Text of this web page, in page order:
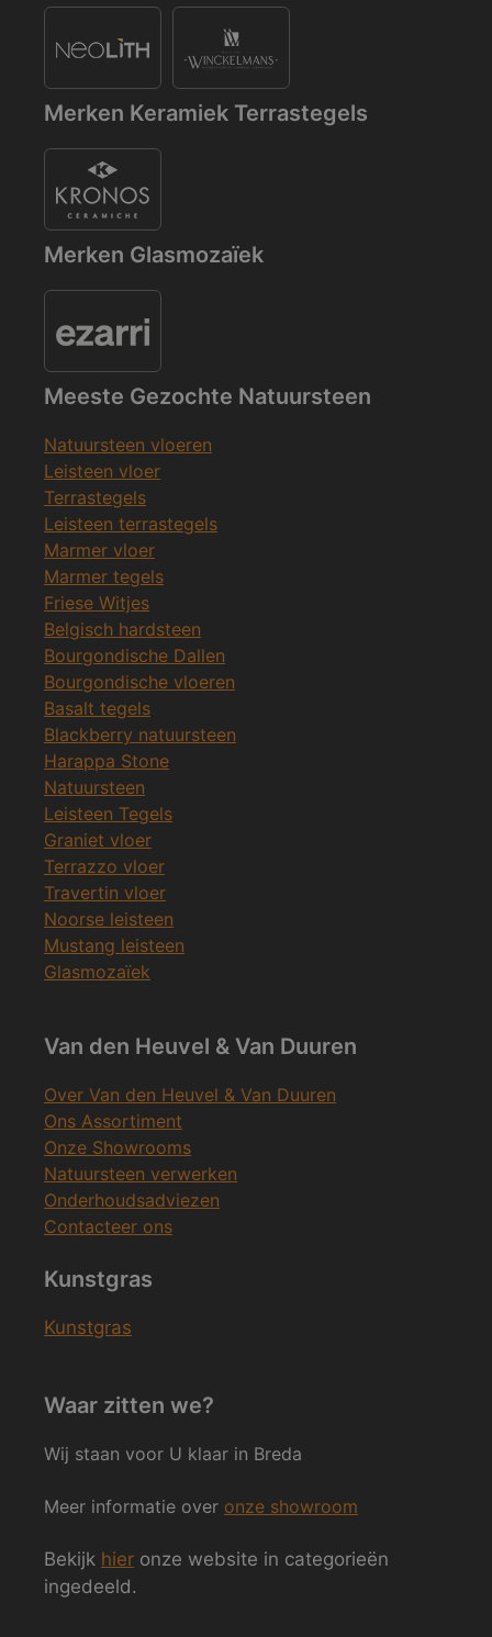
Merken Keramiek Terrastegels
Merken Glasmozaïek
Meeste Gezochte Natuursteen
Natuursteen vloeren
Leisteen vloer
Terrastegels
Leisteen terrastegels
Marmer vloer
Marmer tegels
Friese Witjes
Belgisch hardsteen
Bourgondische Dallen
Bourgondische vloeren
Basalt tegels
Blackberry natuursteen
Harappa Stone
Natuursteen
Leisteen Tegels
Graniet vloer
Terrazzo vloer
Travertin vloer
Noorse leisteen
Mustang leisteen
Glasmozaïek
Van den Heuvel & Van Duuren
Over Van den Heuvel & Van Duuren
Ons Assortiment
Onze Showrooms
Natuursteen verwerken
Onderhoudsadviezen
Contacteer ons
Kunstgras
Kunstgras
Waar zitten we?
Wij staan voor U klaar in Breda
Meer informatie over onze showroom
Bekijk hier onze website in categorieën
ingedeeld.